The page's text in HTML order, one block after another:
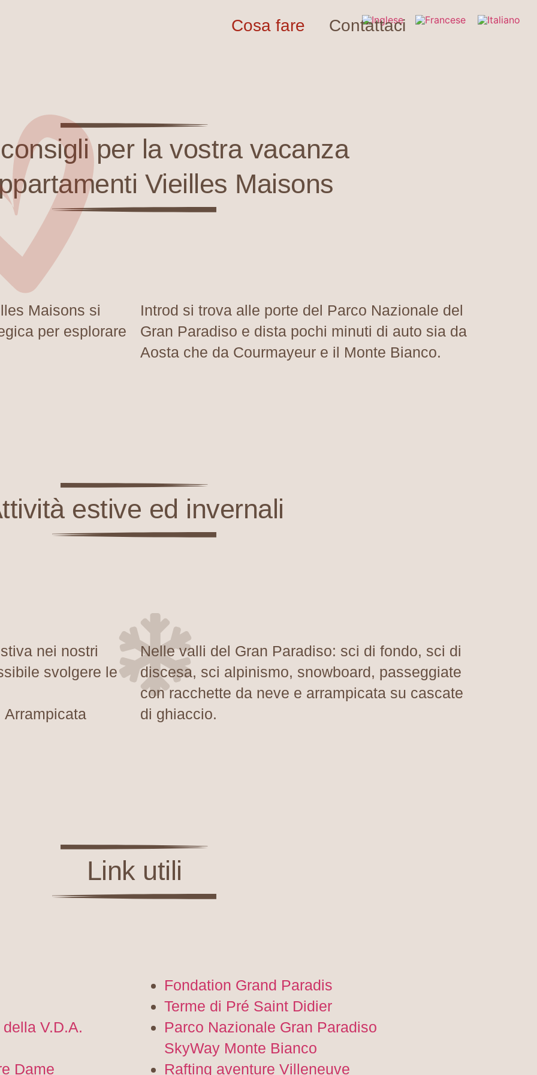
Cosa fare Contattaci
per la vostra vacanza
Vieilles Maisons
Maisons si
per esplorare
Introd si trova alle porte del Parco Nazionale del
Gran Paradiso e dista pochi minuti di auto sia da
Aosta che da Courmayeur e il Monte Bianco.
estive ed invernali
nei nostri
svolgere le
Nelle valli del Gran Paradiso: sci di fondo, sci di
discesa, sci alpinismo, snowboard, passeggiate
con racchette da neve e arrampicata su cascate
di ghiaccio.
Link utili
V.D.A.
Dame
Fondation Grand Paradis
Terme di Pré Saint Didier
Parco Nazionale Gran Paradiso
SkyWay Monte Bianco
Rafting aventure Villeneuve